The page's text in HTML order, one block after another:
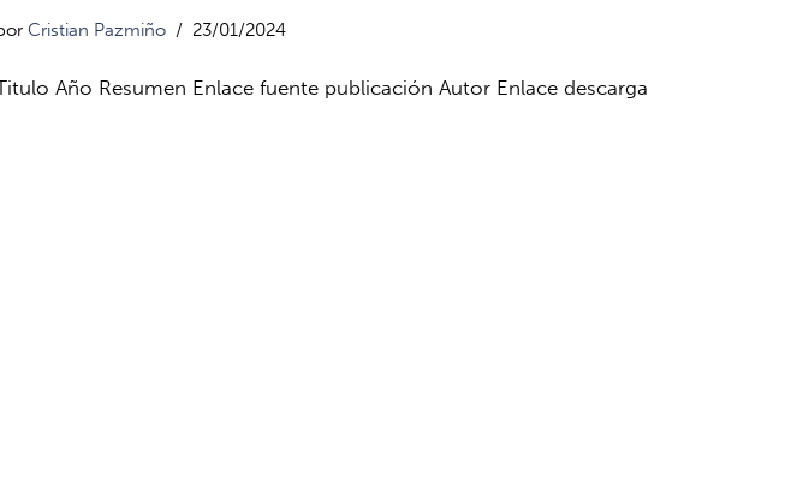
Cristian Pazmiño 23/01/2024
Año Resumen Enlace fuente publicación Autor Enlace descarga